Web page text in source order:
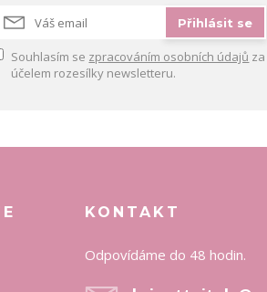
Přihlásit se
Souhlasím se zpracováním osobních údajů za
účelem rozesílky newsletteru.
KONTAKT
Odpovídáme do 48 hodin.